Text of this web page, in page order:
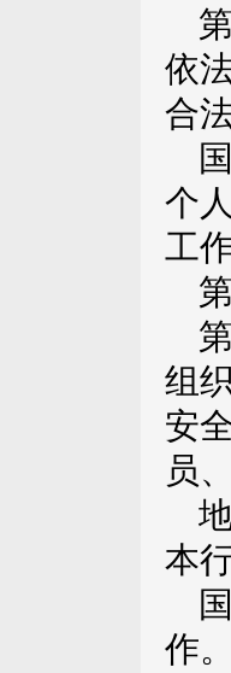
依
合
个
工
组
安
员
本
作